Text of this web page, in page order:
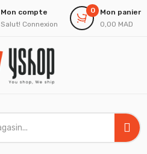
0
Mon panier
0,00 MAD
Mon compte
Salut! Connexion